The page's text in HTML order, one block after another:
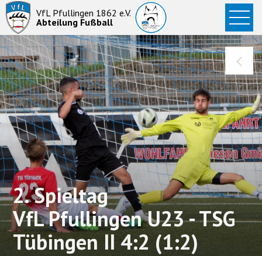
VfL Pfullingen 1862 e.V.
Abteilung Fußball
Startseite
News
Aktive
Junioren
Abteilung
2. Spieltag
VfL Pfullingen U23 - TSG
Tübingen II 4:2 (1:2)